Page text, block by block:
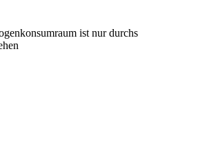
ist nur durchs